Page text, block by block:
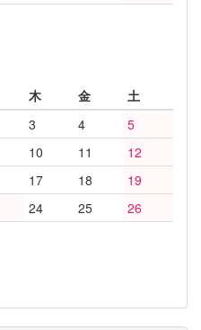
木 金
土
3 4
5
10 11
12
17 18
19
24 25
26